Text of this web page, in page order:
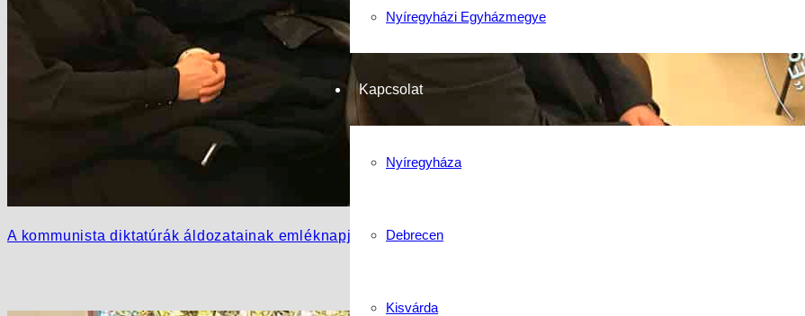
Nyíregyházi Egyházmegye
Kapcsolat
Nyíregyháza
Debrecen
Kisvárda
A kommunista diktatúrák áldozatainak emléknapja, Kisvárda 2024